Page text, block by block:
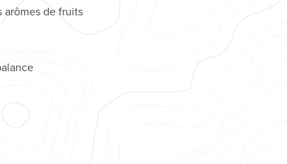
arômes de fruits